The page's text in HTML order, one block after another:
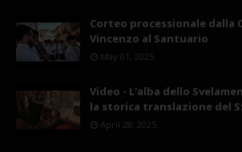
Corteo processionale dalla
Vincenzo al Santuario
May 01, 2025
Video - L'alba dello
la storica translazione del
April 28, 2025